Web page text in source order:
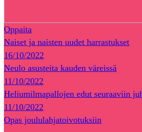
Oppaita
Naiset ja naisten uudet harrastukset
16/10/2022
Neulo asusteita kauden väreissä
11/10/2022
Heliumilmapallojen edut seuraaviin
11/10/2022
Opas joululahjatoivotuksiin